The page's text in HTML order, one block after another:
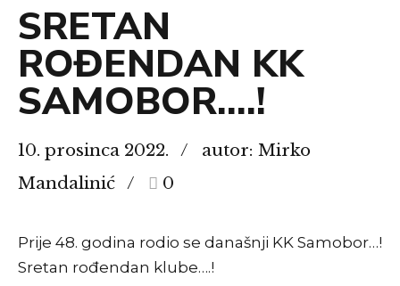
SRETAN
ROĐENDAN KK
SAMOBOR….!
10. prosinca 2022.
autor: Mirko
Mandalinić
0
Prije 48. godina rodio se današnji KK Samobor…!
Sretan rođendan klube….!